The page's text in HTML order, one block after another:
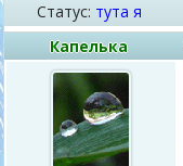
Статус: тута я
Капелька